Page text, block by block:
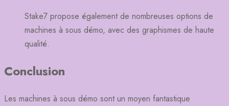
Stake7 propose également de nombreuses options de
machines à sous démo, avec des graphismes de haute
qualité.
Conclusion
Les machines à sous démo sont un moyen fantastique